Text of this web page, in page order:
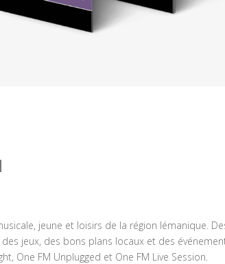
jeune et loisirs de la région lémanique.
jeux, des bons plans locaux et des
One FM Unplugged et One FM Live Session.